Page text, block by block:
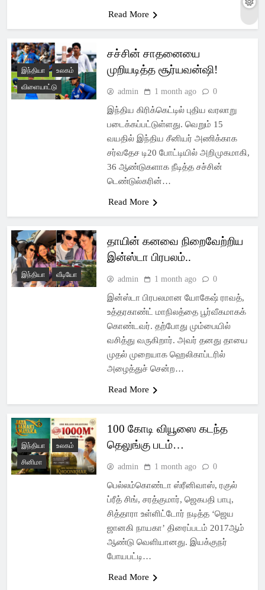
Read More
இந்தியா
உலகம்
விளையாட்டு
சச்சின் சாதனையை
முறியடித்த சூர்யவன்ஷி!
admin 1 month ago 0
இந்திய கிரிக்கெட்டில் புதிய வரலாறு
படைக்கப்பட்டுள்ளது. வெறும் 15
வயதில் இந்திய சீனியர் அணிக்காக
சர்வதேச டி20 போட்டியில் அறிமுகமாகி,
36 ஆண்டுகளாக நீடித்த சச்சின்
டெண்டுல்கரின்…
Read More
இந்தியா வீடியோ
தாயின் கனவை நிறைவேற்றிய
இன்ஸ்டா பிரபலம்..
admin 1 month ago 0
இன்ஸ்டா பிரபலமான யோகேஷ் ராவத்,
உத்தரகாண்ட் மாநிலத்தை பூர்வீகமாகக்
கொண்டவர். தற்போது மும்பையில்
வசித்து வருகிறார். அவர் தனது தாயை
முதல் முறையாக ஹெலிகாப்டரில்
அழைத்துச் சென்ற…
Read More
இந்தியா
உலகம்
சினிமா
100 கோடி வியூஸை கடந்த
தெலுங்கு படம்…
admin 1 month ago 0
பெல்லம்கொண்டா ஸ்ரீனிவாஸ், ரகுல்
ப்ரீத் சிங், சரத்குமார், ஜெகபதி பாபு,
சித்தாரா உள்ளிட்டோர் நடித்த ‘ஜெய
ஜானகி நாயகா’ திரைப்படம் 2017ஆம்
ஆண்டு வெளியானது. இயக்குநர்
போயபட்டி…
Read More